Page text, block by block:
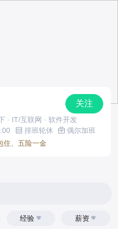
关注
· IT/互联网 · 软件开发
排班轮休
偶尔加班
住、五险一金
经验 薪资